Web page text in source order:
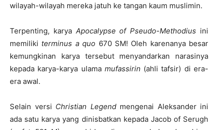
wilayah-wilayah mereka jatuh ke tangan kaum muslimin.
Terpenting, karya Apocalypse of Pseudo-Methodius ini
memiliki terminus a quo 670 SM! Oleh karenanya besar
kemungkinan karya tersebut menyandarkan narasinya
kepada karya-karya ulama mufassirin (ahli tafsir) di era-
era awal.
Selain versi Christian Legend mengenai Aleksander ini
ada satu karya yang dinisbatkan kepada Jacob of Serugh